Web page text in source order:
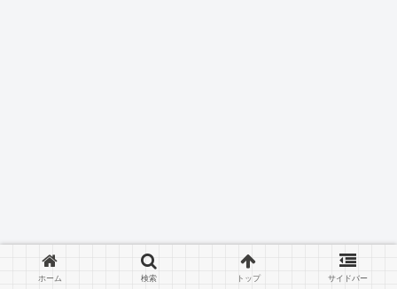
ホーム 検索 トップ サイドバー